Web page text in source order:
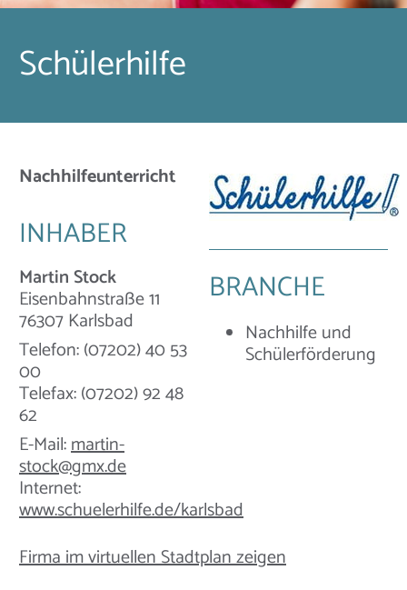
Schülerhilfe
Nachhilfeunterricht
INHABER
Martin Stock
Eisenbahnstraße 11
76307 Karlsbad
Telefon: (07202) 40 53
00
Telefax: (07202) 92 48
62
E-Mail:martin-
stock@gmx.de
Internet:
www.schuelerhilfe.de/karlsbad
BRANCHE
Nachhilfe und
Schülerförderung
Firma im virtuellen Stadtplan zeigen